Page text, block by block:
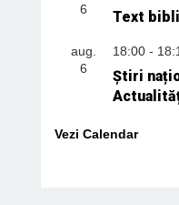
6
Text
aug.
6
18:00-
Știri
Vezi Calendar